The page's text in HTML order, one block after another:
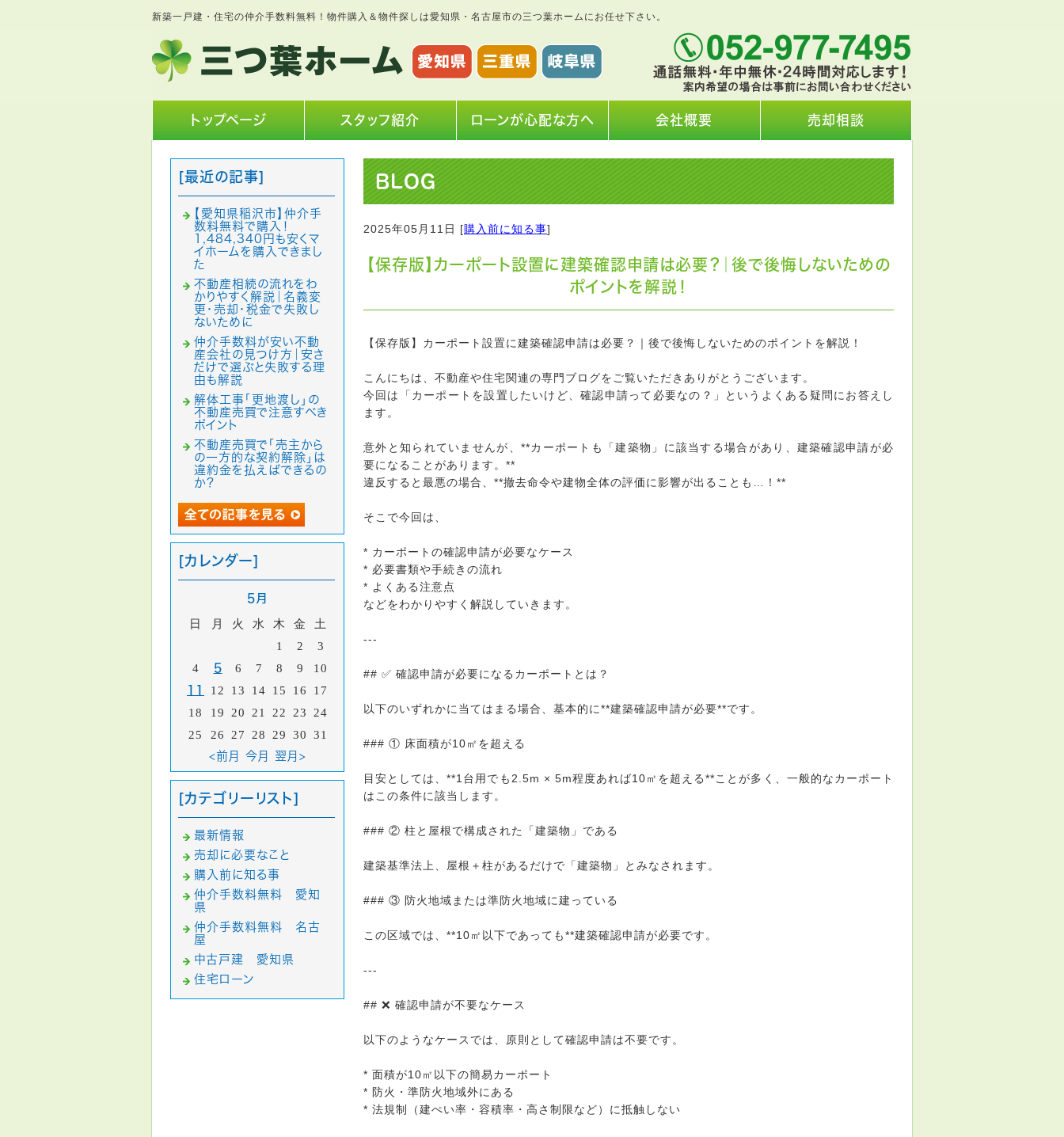
新築一戸建・住宅の仲介手数料無料！物件購入＆物件探しは愛知県・名古屋市の三つ葉ホームにお任せ下さい。
トップページ スタッフ紹介 ローンが心配な方へ 会社概要 売却相談
BLOG
2025年05月11日 [購入前に知る事]
【保存版】カーポート設置に建築確認申請は必要？｜後で後悔しないための
ポイントを解説！
【保存版】カーポート設置に建築確認申請は必要？｜後で後悔しないためのポイントを解説！
こんにちは、不動産や住宅関連の専門ブログをご覧いただきありがとうございます。
今回は「カーポートを設置したいけど、確認申請って必要なの？」というよくある疑問にお答えし
ます。
意外と知られていませんが、**カーポートも「建築物」に該当する場合があり、建築確認申請が必
要になることがあります。**
違反すると最悪の場合、**撤去命令や建物全体の評価に影響が出ることも…！**
そこで今回は、
* カーポートの確認申請が必要なケース
* 必要書類や手続きの流れ
* よくある注意点
などをわかりやすく解説していきます。
---
## ✅ 確認申請が必要になるカーポートとは？
以下のいずれかに当てはまる場合、基本的に**建築確認申請が必要**です。
### ① 床面積が10㎡を超える
目安としては、**1台用でも2.5m × 5m程度あれば10㎡を超える**ことが多く、一般的なカーポート
はこの条件に該当します。
### ② 柱と屋根で構成された「建築物」である
建築基準法上、屋根＋柱があるだけで「建築物」とみなされます。
### ③ 防火地域または準防火地域に建っている
この区域では、**10㎡以下であっても**建築確認申請が必要です。
---
## ❌ 確認申請が不要なケース
以下のようなケースでは、原則として確認申請は不要です。
* 面積が10㎡以下の簡易カーポート
* 防火・準防火地域外にある
* 法規制（建ぺい率・容積率・高さ制限など）に抵触しない
[最近の記事]
【愛知県稲沢市】仲介手
数料無料で購入！
1,484,340円も安くマ
イホームを購入できまし
た
不動産相続の流れをわ
かりやすく解説｜名義変
更・売却・税金で失敗し
ないために
仲介手数料が安い不動
産会社の見つけ方｜安さ
だけで選ぶと失敗する理
由も解説
解体工事「更地渡し」の
不動産売買で注意すべき
ポイント
不動産売買で「売主から
の一方的な契約解除」は
違約金を払えばできるの
か？
[カレンダー]
5月
日 月 火 水 木 金
土
1
2
3
4
5 6 7 8 9 10
11 12 13 14 15 16
17
18
19 20 21 22 23
24
25
26 27 28 29 30 31
<前月 今月 翌月>
[カテゴリーリスト]
最新情報
売却に必要なこと
購入前に知る事
仲介手数料無料 愛知
県
仲介手数料無料 名古
屋
中古戸建 愛知県
住宅ローン